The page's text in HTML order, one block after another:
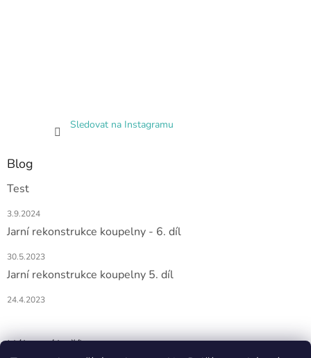
Sledovat na Instagramu
Blog
Test
3.9.2024
Jarní rekonstrukce koupelny - 6. díl
30.5.2023
Jarní rekonstrukce koupelny 5. díl
24.4.2023
Nákupní košík